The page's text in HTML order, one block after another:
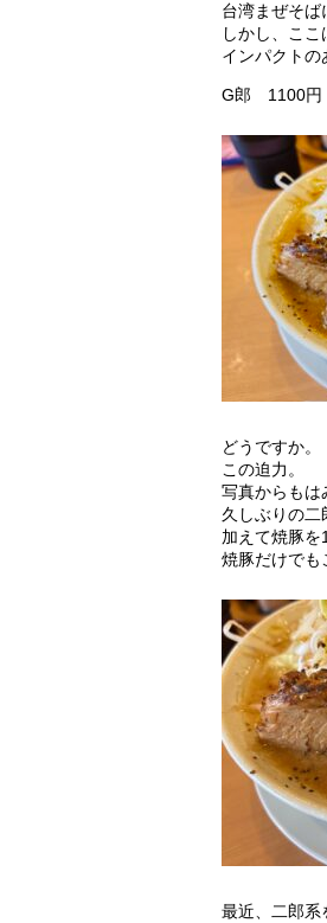
台湾まぜそば
しかし、ここ
インパクトの
G郎 1100円
どうですか。
この迫力。
写真からもは
久しぶりの二
加えて焼豚を
焼豚だけでも
最近、二郎系